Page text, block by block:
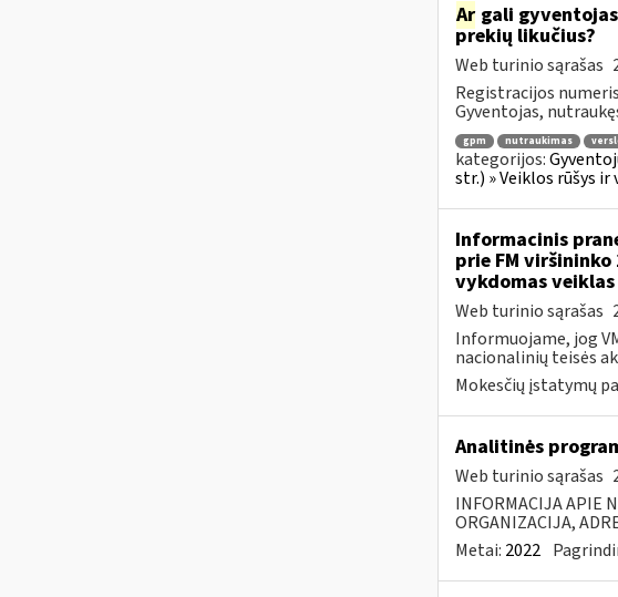
Argali
prekių likučius?
Web turinio sąrašas
Registracijos
Gyventojas,
gpm nutraukimas
kategorijos:
str.) » Veiklos rūšys
Informacinis
prie FM
vykdomas
Web turinio sąrašas
Informuojame, jog
nacionalinių teisės
Mokesčių įstatymų
Analitinės
Web turinio sąrašas
INFORMACIJA APIE
ORGANIZACIJA,
Metai: 2022